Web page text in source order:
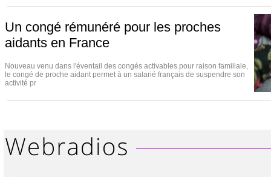
Un congé rémunéré pour les proches
aidants en France
Nouveau venu dans l'éventail des congés activables pour raison familiale,
le congé de proche aidant permet à un salarié français de suspendre son
activité pr